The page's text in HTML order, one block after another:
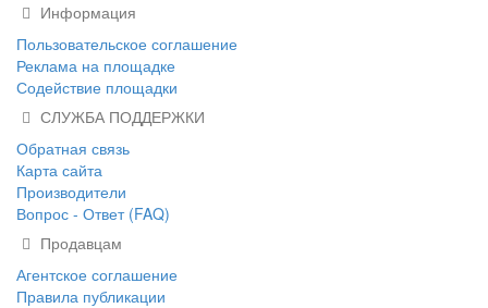
Информация
Пользовательское соглашение
Реклама на площадке
Содействие площадки
СЛУЖБА ПОДДЕРЖКИ
Обратная связь
Карта сайта
Производители
Вопрос - Ответ (FAQ)
Продавцам
Агентское соглашение
Правила публикации